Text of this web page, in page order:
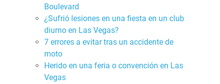
Boulevard
¿Sufrió lesiones en una fiesta en un club
diurno en Las Vegas?
7 errores a evitar tras un accidente de
moto
Herido en una feria o convención en Las
Vegas